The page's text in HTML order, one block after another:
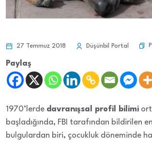
27 Temmuz 2018 Düşünbil Portal
Paylaş
1970’lerde davranışsal profil bilimi
başladığında, FBI tarafından bildirilen
bulgulardan biri, çocukluk döneminde